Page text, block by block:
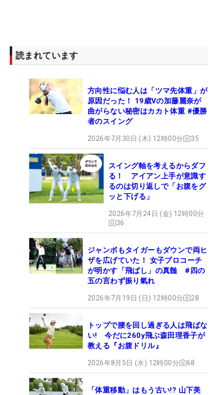
読まれています
方向性に悩む人は「ツマ先体重」が
原因だった！ 19歳Vの加藤麗奈が
曲がらない秘密はカカト体重 #優勝
者のスイング
2026年7月30日 (木) 12時00分 35
スイング軸を考えるからダフ
る！ アイアン上手が意識す
るのは切り返しで「お腹をグ
ッと下げる」
2026年7月24日 (金) 12時00分
36
ジャンボもタイガーもダウンで両ヒ
ザを広げていた！ 女子プロコーチ
が明かす「飛ばし」の真髄 #四の
五の言わず振り氣れ
2026年7月19日 (日) 12時00分 28
トップで腰を回し過ぎる人は飛ばな
い! 今だに260y飛ぶ森田理香子が
教える『お腹ドリル』
2026年8月5日 (水) 12時00分 68
「体重移動」はもう古い!? 山下美